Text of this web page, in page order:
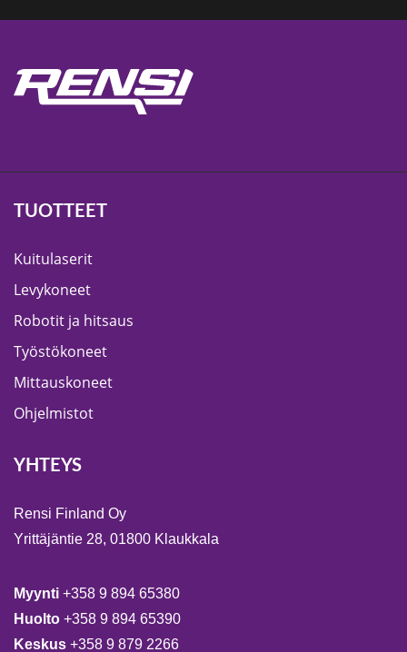
TUOTTEET
Kuitulaserit
Levykoneet
Robotit ja hitsaus
Työstökoneet
Mittauskoneet
Ohjelmistot
YHTEYS
Rensi Finland Oy
Yrittäjäntie 28, 01800 Klaukkala
Myynti +358 9 894 65380
Huolto +358 9 894 65390
Keskus +358 9 879 2266